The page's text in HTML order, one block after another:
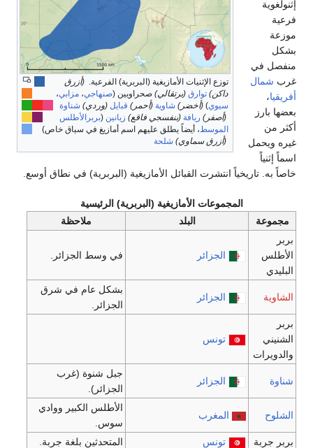
توزع الإثنيات الأمازيغية (البربرية) الفرعية. (أزرق
داكن)
توارق صحراويين (صنهاجي،مزابي
) (أخضر) (أحمر) قبايل (وردي) شناوة
(أصفر) ريافة (بنفسجي فاقع) زيانين (بربرالأطلس
الموسط ، أيضاً يطلق عليهم اسم أمازيغ في سياق خاص)
(أزرق سماوي)
انتشرت القبائل الأمازيغية (البربرية) في نطاق أوسع.
الأمازيغية (البربرية) الرئيسية
البلد
الجزائر في وسط الجزائر.
الجزائر
بشكل عام في شرق
الجزائر.
تونس
الجزائر
الجزائر).
المغرب
الأطلس الكبير ووادي
تونس
المتحدثين بلغة جربة.